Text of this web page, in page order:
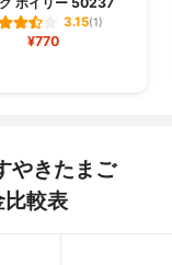
3.15(1)
¥770
やきたまご
較表